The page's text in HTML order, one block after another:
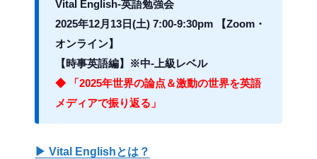
Vital English-英語勉強会
2025年12月13日(土) 7:00-9:30pm 【Zoom・
オンライン】
【時事英語編】※中-上級レベル
◆ 「2025年世界の論点＆激動の世界を英語
メディアで振り返る」
▶ Vital Englishとは？